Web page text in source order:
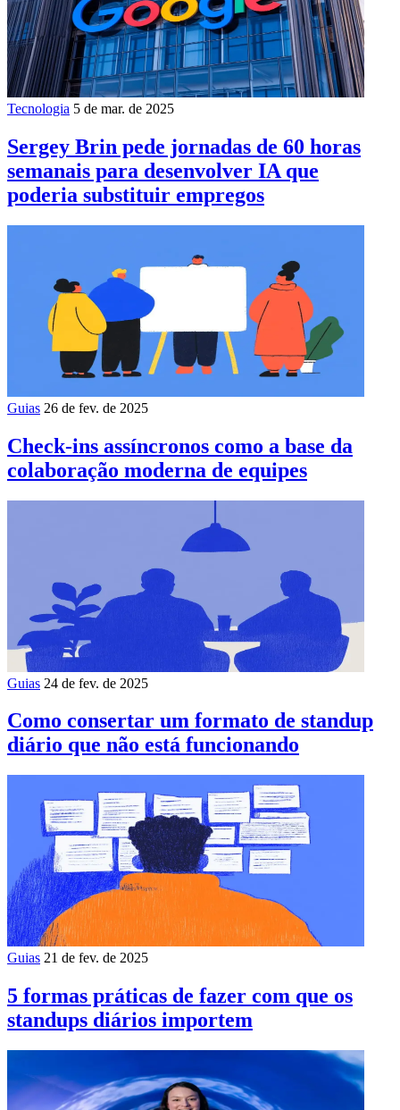
Tecnologia 5 de mar. de 2025
Sergey Brin pede jornadas de 60 horas
semanais para desenvolver IA que
poderia substituir empregos
Guias 26 de fev. de 2025
Check-ins assíncronos como a base da
colaboração moderna de equipes
Guias 24 de fev. de 2025
Como consertar um formato de standup
diário que não está funcionando
Guias 21 de fev. de 2025
5 formas práticas de fazer com que os
standups diários importem